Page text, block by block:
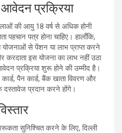
प्रक्रिया
की आयु 18 वर्ष से अधिक होनी
पहचान पत्र होना चाहिए। हालाँकि,
योजनाओं से पेंशन या लाभ प्राप्त करने
करदाता इस योजना का लाभ नहीं उठा
प्रक्रिया शुरू होने की उम्मीद है।
पैन कार्ड, बैंक खाता विवरण और
प्रदान करने होंगे।
सुनिश्चित करने के लिए, दिल्ली